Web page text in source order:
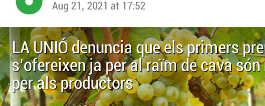
Aug 21, 2021 at 17:52
LA UNIÓ denuncia que els primers
s'ofereixen ja per al raïm de cava
per als productors